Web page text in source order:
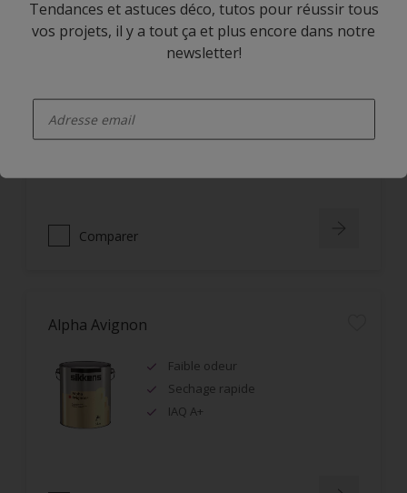
Alpha Rezisto Easy Clean Satin
salissures à la surface du film
à l'effet perlant
Comparer
Alpha Avignon
Faible odeur
Sechage rapide
IAQ A+
Tendances et astuces déco, tutos pour réussir tous
vos projets, il y a tout ça et plus encore dans notre
newsletter!